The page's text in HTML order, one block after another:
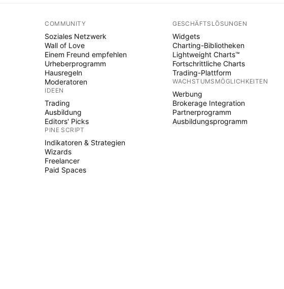
COMMUNITY
Soziales Netzwerk
Wall of Love
Einem Freund empfehlen
Urheberprogramm
Hausregeln
Moderatoren
IDEEN
Trading
Ausbildung
Editors' Picks
PINE SCRIPT
Indikatoren & Strategien
Wizards
Freelancer
Paid Spaces
GESCHÄFTSLÖSUNGEN
Widgets
Charting-Bibliotheken
Lightweight Charts™
Fortschrittliche Charts
Trading-Plattform
WACHSTUMSMÖGLICHKEITEN
Werbung
Brokerage Integration
Partnerprogramm
Ausbildungsprogramm